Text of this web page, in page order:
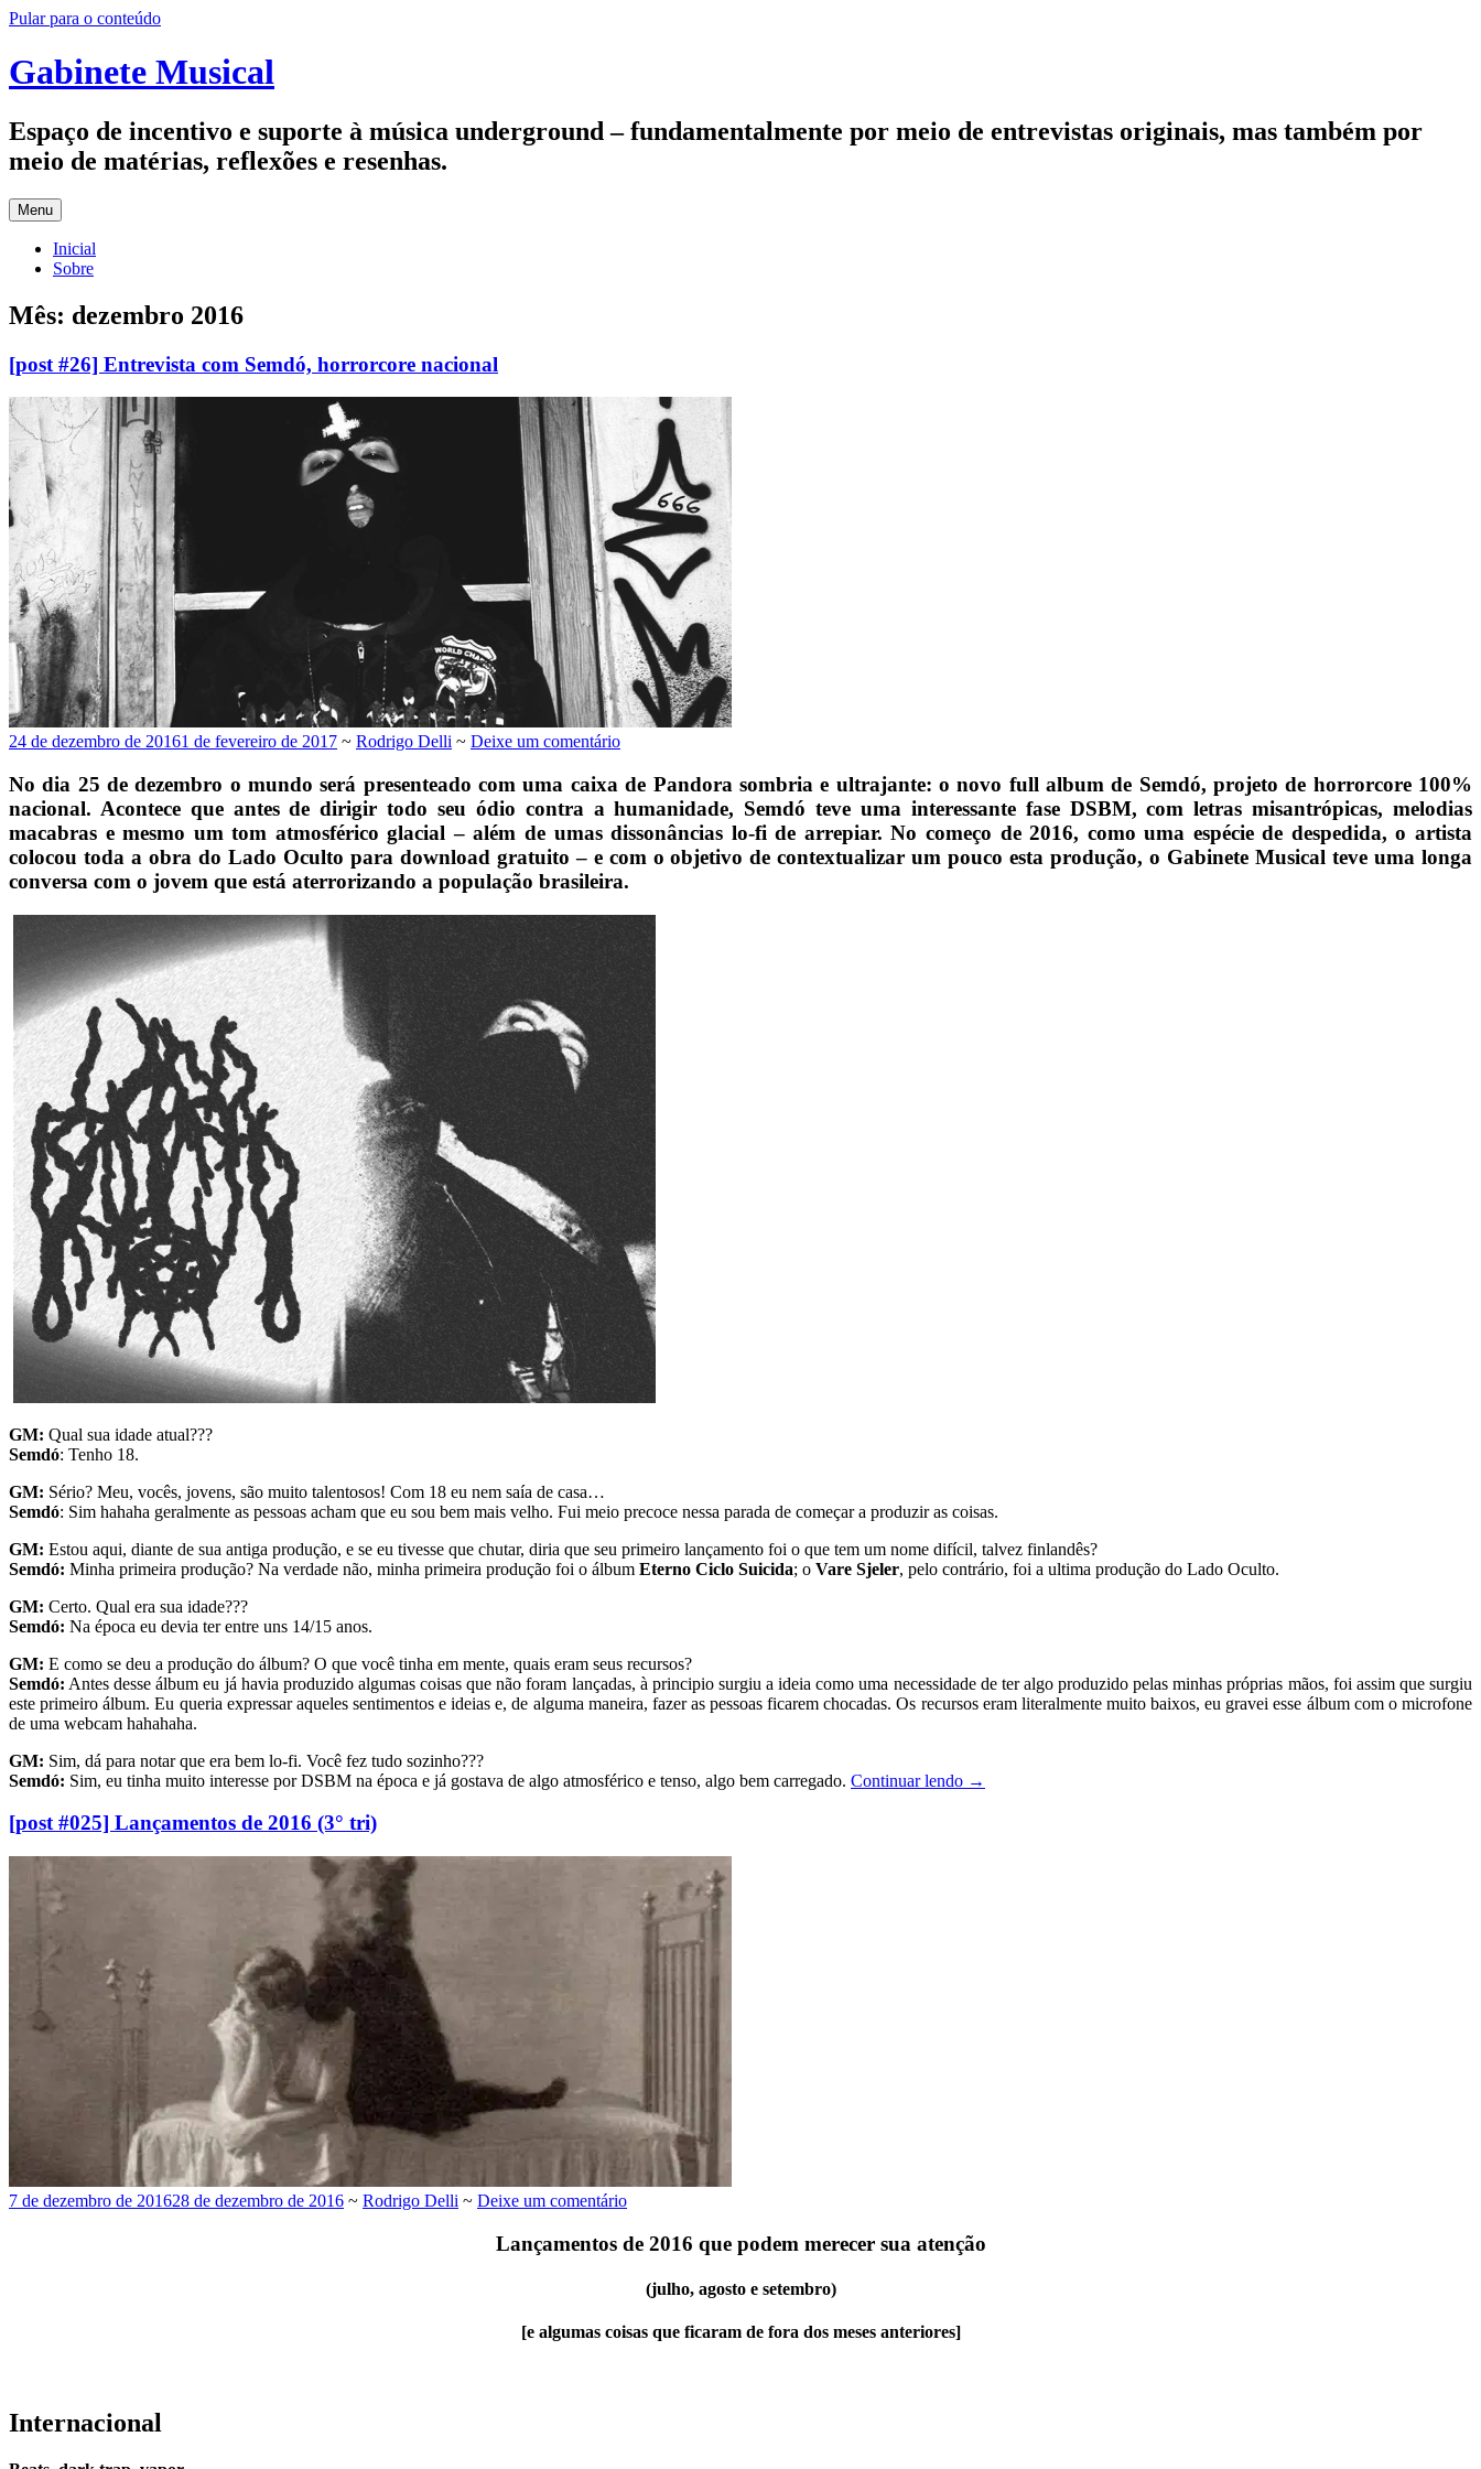
Pular para o conteúdo
Gabinete Musical
Espaço de incentivo e suporte à música underground – fundamentalmente por meio de entrevistas originais, mas também por
meio de matérias, reflexões e resenhas.
Menu
Inicial
Sobre
Mês: dezembro 2016
[post #26] Entrevista com Semdó, horrorcore nacional
24 de dezembro de 20161 de fevereiro de 2017 ~ Rodrigo Delli ~ Deixe um comentário
No dia 25 de dezembro o mundo será presenteado com uma caixa de Pandora sombria e ultrajante: o novo full album de Semdó, projeto de horrorcore 100%
nacional. Acontece que antes de dirigir todo seu ódio contra a humanidade, Semdó teve uma interessante fase DSBM, com letras misantrópicas, melodias
macabras e mesmo um tom atmosférico glacial – além de umas dissonâncias lo-fi de arrepiar. No começo de 2016, como uma espécie de despedida, o artista
colocou toda a obra do Lado Oculto para download gratuito – e com o objetivo de contextualizar um pouco esta produção, o Gabinete Musical teve uma longa
conversa com o jovem que está aterrorizando a população brasileira.
GM: Qual sua idade atual???
Semdó: Tenho 18.
GM: Sério? Meu, vocês, jovens, são muito talentosos! Com 18 eu nem saía de casa…
Semdó: Sim hahaha geralmente as pessoas acham que eu sou bem mais velho. Fui meio precoce nessa parada de começar a produzir as coisas.
GM: Estou aqui, diante de sua antiga produção, e se eu tivesse que chutar, diria que seu primeiro lançamento foi o que tem um nome difícil, talvez finlandês?
Semdó: Minha primeira produção? Na verdade não, minha primeira produção foi o álbum Eterno Ciclo Suicida; o Vare Sjeler, pelo contrário, foi a ultima produção do Lado Oculto.
GM: Certo. Qual era sua idade???
Semdó: Na época eu devia ter entre uns 14/15 anos.
GM: E como se deu a produção do álbum? O que você tinha em mente, quais eram seus recursos?
Semdó: Antes desse álbum eu já havia produzido algumas coisas que não foram lançadas, à principio surgiu a ideia como uma necessidade de ter algo produzido pelas minhas próprias mãos, foi assim que surgiu
este primeiro álbum. Eu queria expressar aqueles sentimentos e ideias e, de alguma maneira, fazer as pessoas ficarem chocadas. Os recursos eram literalmente muito baixos, eu gravei esse álbum com o microfone
de uma webcam hahahaha.
GM: Sim, dá para notar que era bem lo-fi. Você fez tudo sozinho???
Semdó: Sim, eu tinha muito interesse por DSBM na época e já gostava de algo atmosférico e tenso, algo bem carregado. Continuar lendo →
[post #025] Lançamentos de 2016 (3° tri)
7 de dezembro de 201628 de dezembro de 2016 ~ Rodrigo Delli ~ Deixe um comentário
Lançamentos de 2016 que podem merecer sua atenção
(julho, agosto e setembro)
[e algumas coisas que ficaram de fora dos meses anteriores]
Internacional